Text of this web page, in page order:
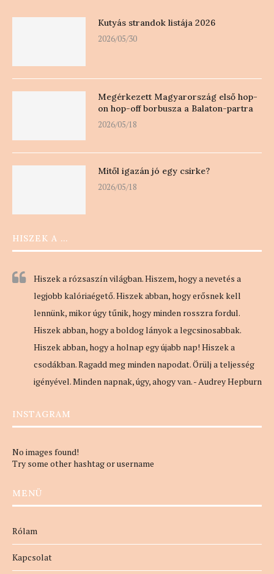
Kutyás strandok listája 2026
2026/05/30
Megérkezett Magyarország első hop-
on hop-off borbusza a Balaton-partra
2026/05/18
Mitől igazán jó egy csirke?
2026/05/18
HISZEK A …
Hiszek a rózsaszín világban. Hiszem, hogy a nevetés a
legjobb kalóriaégető. Hiszek abban, hogy erősnek kell
lennünk, mikor úgy tűnik, hogy minden rosszra fordul.
Hiszek abban, hogy a boldog lányok a legcsinosabbak.
Hiszek abban, hogy a holnap egy újabb nap! Hiszek a
csodákban. Ragadd meg minden napodat. Örülj a teljesség
igényével. Minden napnak, úgy, ahogy van. - Audrey Hepburn
INSTAGRAM
No images found!
Try some other hashtag or username
MENÜ
Rólam
Kapcsolat